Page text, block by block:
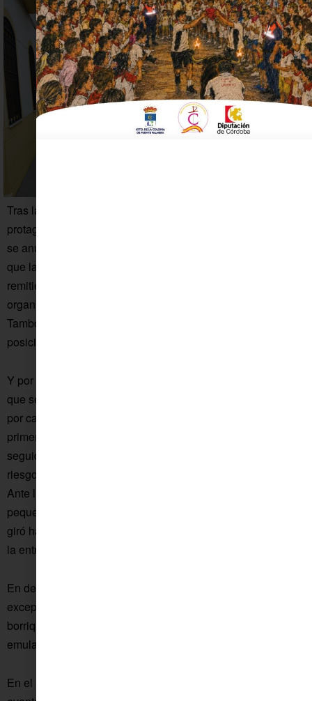
Tras la Santa Misa de la Entrada Triunfal en Jerusalén
protagonizada por la bendición de ramas de olivo y palmas,
se anunció que La Borriquita saldría en el momento en el
que la fina llovizna que caía sobre Fuente Palmera cesara o
remitiera. Así fue, y sobre la una del mediodía la comitiva se
organizó en el interior de la iglesia y la Banda de Cornetas y
Tambores Nuestro Padre Jesús Nazareno también se
posicionó para iniciar en breve la estación de penitencia.
Y por fin apareció la burra ante la expectación del público
que se encontraba en la Plaza Real. El recorrido se inició
por calle Del Rey, produciéndose un pequeño susto en los
primeros metros tras desbocarse el animal, que a renglón
seguido fue colocado al principio del cortejo para no correr
riesgos con los niños y niñas que encabezaban el desfile.
Ante la amenaza de lluvia se decidió que se iba a dar un
pequeña vuelta, por lo que tras pasar por Méndez Núñez se
giró hacia calle Écija, llegando a la Plaza y finalizando con
la entrada a la parroquia.
En definitiva, un año más pudo lucir esta original y
excepcional procesión donde no sólo es protagonista la
borriquita, sino los más jóvenes, que ataviados de hebreos
emulan la llegada de Jesús a Jerusalén.
En el siguiente enlace puede ver más imágenes del